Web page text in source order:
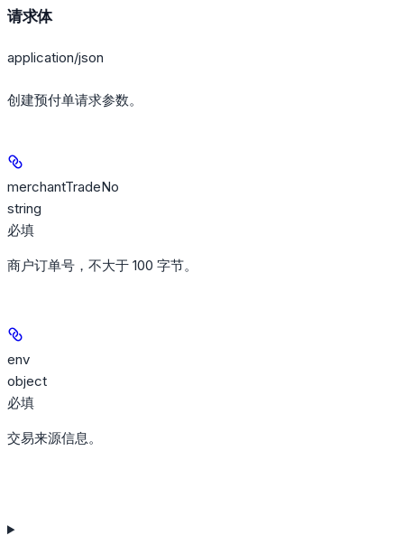
请求体
application/json
创建预付单请求参数。
merchantTradeNo
string
必填
商户订单号，不大于 100 字节。
env
object
必填
交易来源信息。